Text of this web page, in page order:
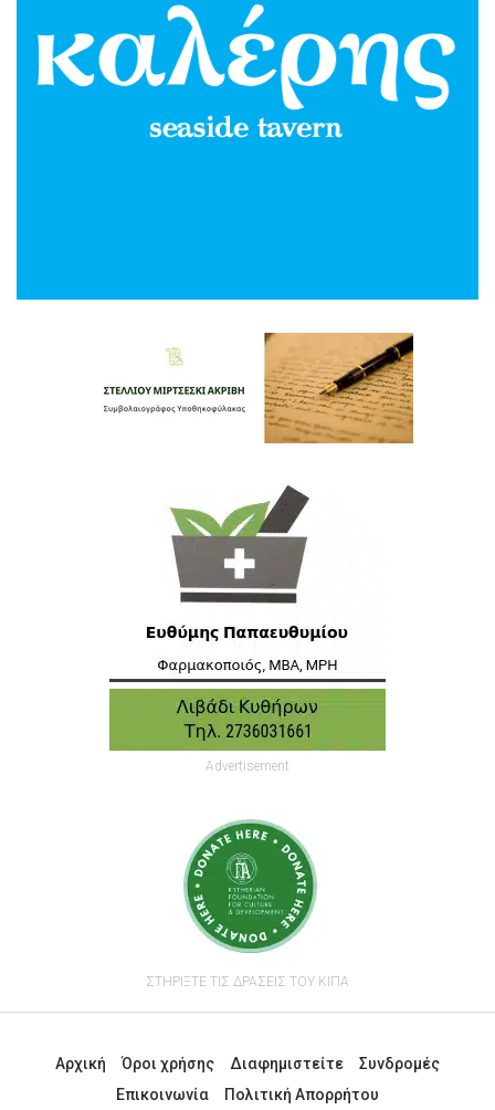
Advertisement
ΣΤΗΡΙΞΤΕ ΤΙΣ ΔΡΑΣΕΙΣ ΤΟΥ ΚΙΠΑ
Αρχική Όροι χρήσης Διαφημιστείτε
Συνδρομές
Επικοινωνία
Πολιτική Απορρήτου